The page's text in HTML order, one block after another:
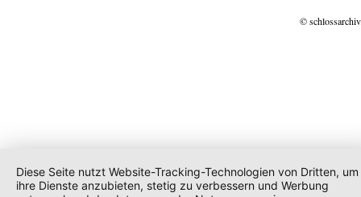
©
Diese Seite nutzt Website-Tracking-Technologien von Dritten, um
ihre Dienste anzubieten, stetig zu verbessern und Werbung